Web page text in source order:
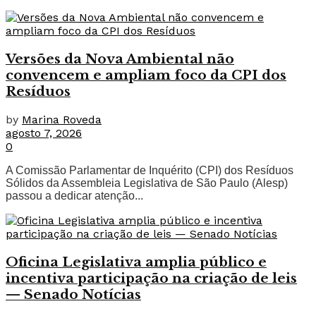
Versões da Nova Ambiental não
convencem e ampliam foco da CPI dos
Resíduos
by Marina Roveda
agosto 7, 2026
0
A Comissão Parlamentar de Inquérito (CPI) dos Resíduos
Sólidos da Assembleia Legislativa de São Paulo (Alesp)
passou a dedicar atenção...
Oficina Legislativa amplia público e
incentiva participação na criação de leis
— Senado Notícias